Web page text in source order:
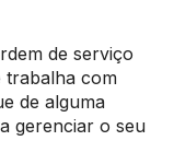
de serviço
trabalha com
de alguma
gerenciar o seu